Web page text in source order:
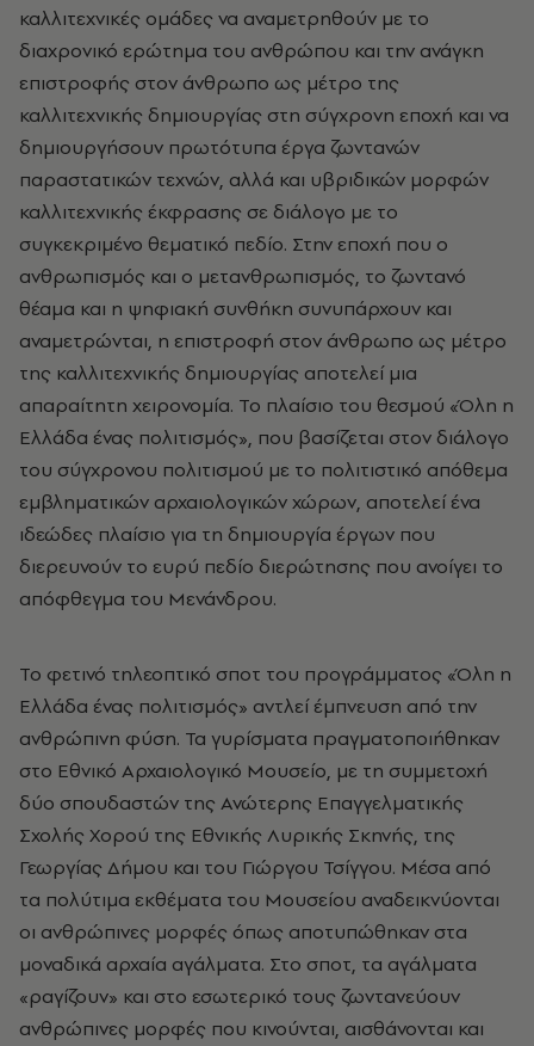
καλλιτεχνικές ομάδες να αναμετρηθούν με το
διαχρονικό ερώτημα του ανθρώπου και την ανάγκη
επιστροφής στον άνθρωπο ως μέτρο της
καλλιτεχνικής δημιουργίας στη σύγχρονη εποχή και να
δημιουργήσουν πρωτότυπα έργα ζωντανών
παραστατικών τεχνών, αλλά και υβριδικών μορφών
καλλιτεχνικής έκφρασης σε διάλογο με το
συγκεκριμένο θεματικό πεδίο. Στην εποχή που ο
ανθρωπισμός και ο μετανθρωπισμός, το ζωντανό
θέαμα και η ψηφιακή συνθήκη συνυπάρχουν και
αναμετρώνται, η επιστροφή στον άνθρωπο ως μέτρο
της καλλιτεχνικής δημιουργίας αποτελεί μια
απαραίτητη χειρονομία. Το πλαίσιο του θεσμού «Όλη η
Ελλάδα ένας πολιτισμός», που βασίζεται στον διάλογο
του σύγχρονου πολιτισμού με το πολιτιστικό απόθεμα
εμβληματικών αρχαιολογικών χώρων, αποτελεί ένα
ιδεώδες πλαίσιο για τη δημιουργία έργων που
διερευνούν το ευρύ πεδίο διερώτησης που ανοίγει το
απόφθεγμα του Μενάνδρου.
Το φετινό τηλεοπτικό σποτ του προγράμματος «Όλη η
Ελλάδα ένας πολιτισμός» αντλεί έμπνευση από την
ανθρώπινη φύση. Τα γυρίσματα πραγματοποιήθηκαν
στο Εθνικό Αρχαιολογικό Μουσείο, με τη συμμετοχή
δύο σπουδαστών της Ανώτερης Επαγγελματικής
Σχολής Χορού της Εθνικής Λυρικής Σκηνής, της
Γεωργίας Δήμου και του Γιώργου Τσίγγου. Μέσα από
τα πολύτιμα εκθέματα του Μουσείου αναδεικνύονται
οι ανθρώπινες μορφές όπως αποτυπώθηκαν στα
μοναδικά αρχαία αγάλματα. Στο σποτ, τα αγάλματα
«ραγίζουν» και στο εσωτερικό τους ζωντανεύουν
ανθρώπινες μορφές που κινούνται, αισθάνονται και